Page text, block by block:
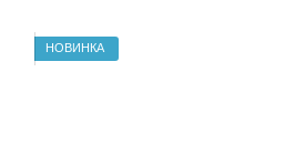
НОВИНКА